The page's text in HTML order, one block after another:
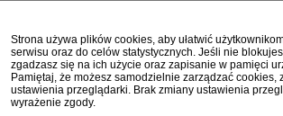
Strona używa plików cookies, aby ułatwić
serwisu oraz do celów statystycznych. Jeśli nie
zgadzasz się na ich użycie oraz zapisanie w pamięci
Pamiętaj, że możesz samodzielnie zarządzać cookies,
ustawienia przeglądarki. Brak zmiany ustawienia
wyrażenie zgody.